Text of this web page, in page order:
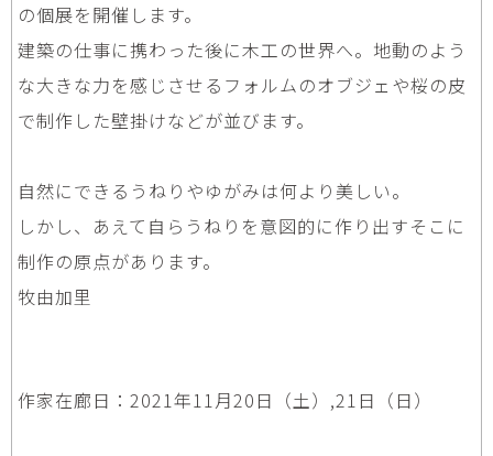
の個展を開催します。
建築の仕事に携わった後に木工の世界へ。地動のよう
な大きな力を感じさせるフォルムのオブジェや桜の皮
で制作した壁掛けなどが並びます。
自然にできるうねりやゆがみは何より美しい。
しかし、あえて自らうねりを意図的に作り出すそこに
制作の原点があります。
牧由加里
作家在廊日：2021年11月20日（土）,21日（日）